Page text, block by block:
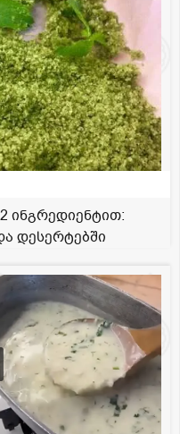
ინგრედიენტით:
დესერტებში